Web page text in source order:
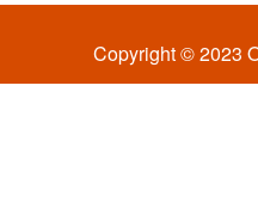
Copyright © 2023